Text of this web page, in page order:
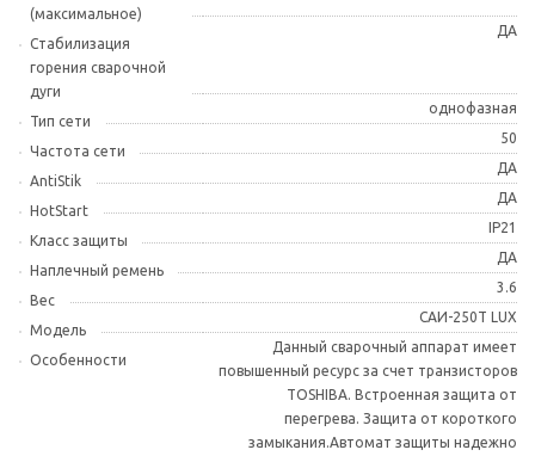
(максимальное)
Стабилизация
горения сварочной
дуги
ДА
Тип сети
однофазная
Частота сети
50
AntiStik
ДА
HotStart
ДА
Класс защиты
IP21
Наплечный ремень
ДА
Вес
3.6
Модель
САИ-250Т LUX
Особенности
Данный сварочный аппарат имеет
повышенный ресурс за счет транзисторов
TOSHIBA. Встроенная защита от
перегрева. Защита от короткого
замыкания.Автомат защиты надежно